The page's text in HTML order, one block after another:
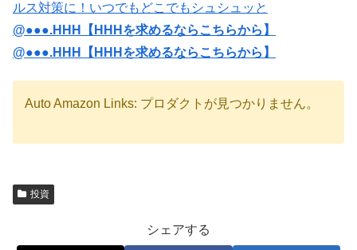
ルス対策に！いつでもどこでもシュシュッと
@●●●.HHH【HHHを求めるならこちらから】
@●●●.HHH【HHHを求めるならこちらから】
Auto Amazon Links: プロダクトが見つかりません。
投資
シェアする